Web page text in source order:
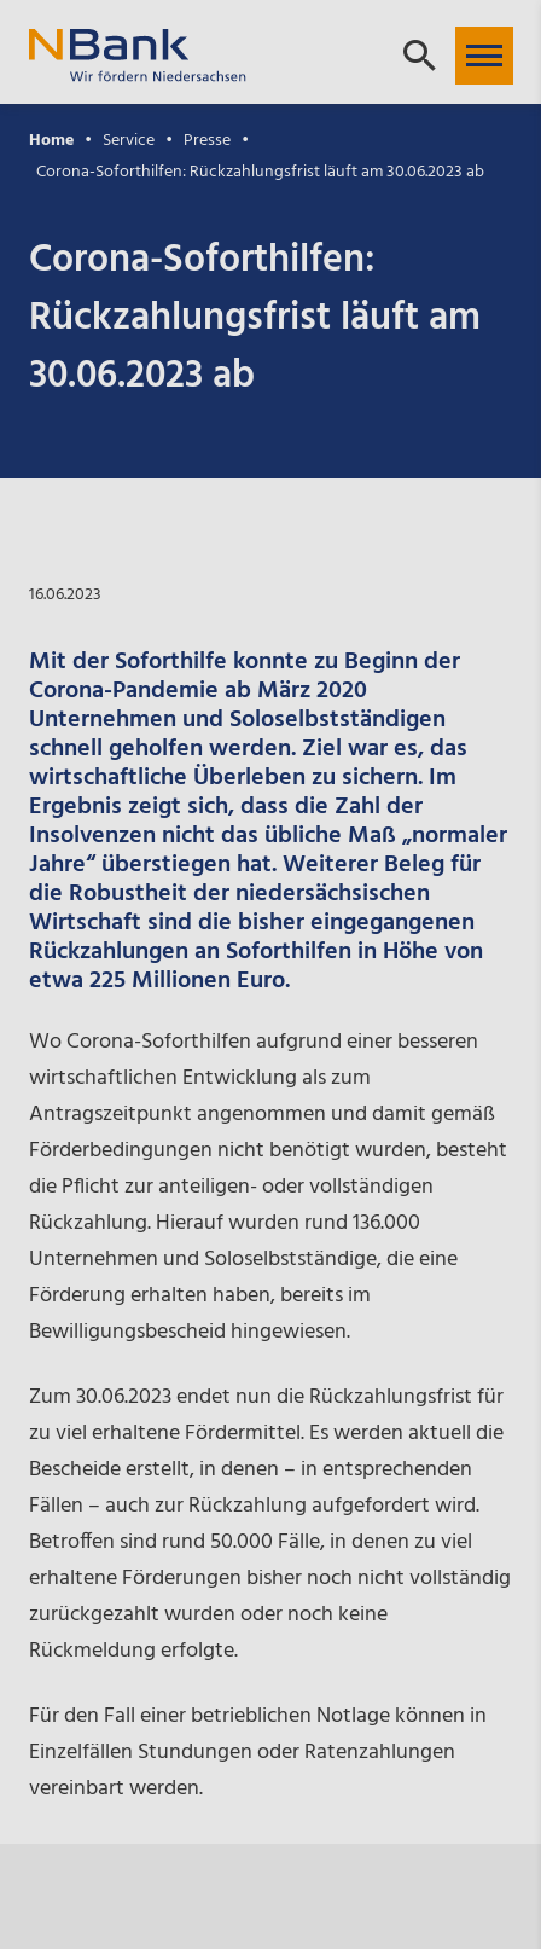
Home Service
Presse
Corona-Soforthilfen: Rückzahlungsfrist läuft am 30.06.2023 ab
Corona-Soforthilfen:
Rückzahlungsfrist läuft am
30.06.2023 ab
16.06.2023
Mit der Soforthilfe konnte zu Beginn der
Corona-Pandemie ab März 2020
Unternehmen und Soloselbstständigen
schnell geholfen werden. Ziel war es, das
wirtschaftliche Überleben zu sichern. Im
Ergebnis zeigt sich, dass die Zahl der
Insolvenzen nicht das übliche Maß „normaler
Jahre“ überstiegen hat. Weiterer Beleg für
die Robustheit der niedersächsischen
Wirtschaft sind die bisher eingegangenen
Rückzahlungen an Soforthilfen in Höhe von
etwa 225 Millionen Euro.
Wo Corona-Soforthilfen aufgrund einer besseren
wirtschaftlichen Entwicklung als zum
Antragszeitpunkt angenommen und damit gemäß
Förderbedingungen nicht benötigt wurden, besteht
die Pflicht zur anteiligen- oder vollständigen
Rückzahlung. Hierauf wurden rund 136.000
Unternehmen und Soloselbstständige, die eine
Förderung erhalten haben, bereits im
Bewilligungsbescheid hingewiesen.
Zum 30.06.2023 endet nun die Rückzahlungsfrist für
zu viel erhaltene Fördermittel. Es werden aktuell die
Bescheide erstellt, in denen – in entsprechenden
Fällen – auch zur Rückzahlung aufgefordert wird.
Betroffen sind rund 50.000 Fälle, in denen zu viel
erhaltene Förderungen bisher noch nicht vollständig
zurückgezahlt wurden oder noch keine
Rückmeldung erfolgte.
Für den Fall einer betrieblichen Notlage können in
Einzelfällen Stundungen oder Ratenzahlungen
vereinbart werden.